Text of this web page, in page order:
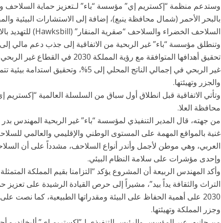
وستدعم منظمة “إكستريم إي” مؤسسة “باء” لـتعزيز حماية السلاحف
بالبحر الأحمر (شمال محافظة ينبع)، إضافة إلى الاستشارات البيئية
السلاحف الخضراء والسلاحف “صقرية المنقار” (Hawksbill) للتهديد بالانقراض.
وتنطلق مؤسسة “باء” غير الربحية من الاتفاقية إلى جذب دعم مالي
تحقيق أهدافها المتوافقة مع رؤية
غير الربحي في إجمالي الناتج المحلي إلى
والجزر وتهيئتها.
وتأتي الاتفاقية قبل انطلاق أول سباق من السلسلة العالمية
محافظة العلا.
من جهته، قال المدير التنفيذي لمؤسسة “باء” غير الربحية المهندس بدر
غنية بالمواقع المهمة على المستوى الوطني والإقليمي والعالمي
العربي، وهي موطن لأجمل وأندر أنواع السلاحف، مشدداً على أن
وإحدى مؤشرات على سلامة النظام البيئي.
وأكد المهندس الربيعة أن المشروع يؤكد “التزامنا بقيم المملكة
التراث والثقافة يداً بيد”، مشيراً إلى حرص القيادة الرشيدة على تعزيز
2030 على أهمية الحفاظ على البيئة ومقدراتها الطبيعية، كما
وجزر المملكة وتهيئتها.